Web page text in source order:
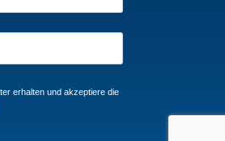
erhalten und akzeptiere die